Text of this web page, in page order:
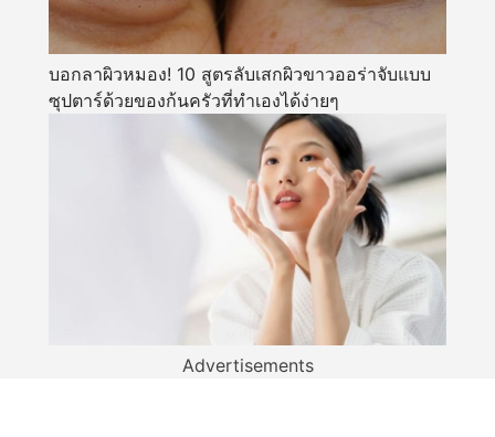
บอกลาผิวหมอง! 10 สูตรลับเสกผิวขาวออร่าจับแบบ
ซุปตาร์ด้วยของก้นครัวที่ทำเองได้ง่ายๆ
Advertisements